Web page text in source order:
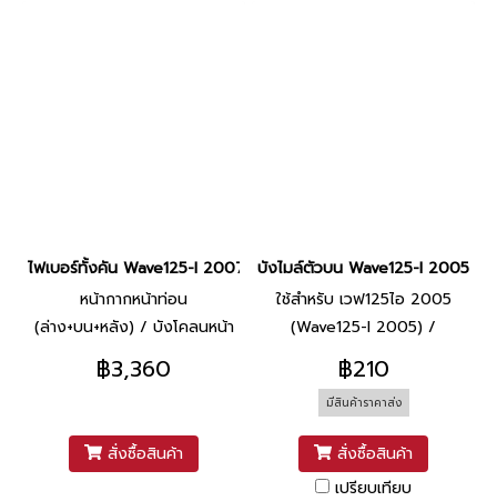
ไฟเบอร์ทั้งคัน Wave125-I 2007 ยี่ห้อ Manoo (R326C แดงบรอนซ์)
หน้ากากหน้าท่อน
(ล่าง+บน+หลัง) / บังโคลนหน้า
/ ฝาปิดท้ายบน / บังลมหน้าข้าง
(ซ้าย+ขวา) / ฝาข้าง (ซ้าย+ขวา)
฿3,360
สั่งซื้อสินค้า
บังไมล์ตัวบน Wave125-I 2005-
ใช้สำหรับ เวฟ125ไอ 2005
(Wave125-I 2005) /
เวฟ125ไอ 2010 (Wave125-I
2010)
฿210
มีสินค้าราคาส่ง
สั่งซื้อสินค้า
เปรียบเทียบ